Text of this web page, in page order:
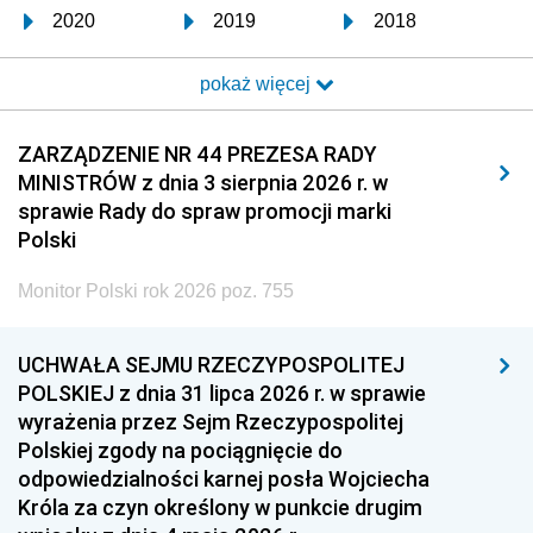
2020 2019 2018
2017 2016 2015
2014 2013 2012
2011 2010 2009
2008 2007 2006
2005
1996 1995 1994
1993 1992 1991
1990 1989
1987 1986 1985
pokaż więcej
ZARZĄDZENIE NR 44 PREZESA RADY
MINISTRÓW z dnia 3 sierpnia 2026 r. w
sprawie Rady do spraw promocji marki
Polski
Monitor Polski rok 2026 poz. 755
UCHWAŁA SEJMU RZECZYPOSPOLITEJ
POLSKIEJ z dnia 31 lipca 2026 r. w sprawie
wyrażenia przez Sejm Rzeczypospolitej
Polskiej zgody na pociągnięcie do
odpowiedzialności karnej posła Wojciecha
Króla za czyn określony w punkcie drugim